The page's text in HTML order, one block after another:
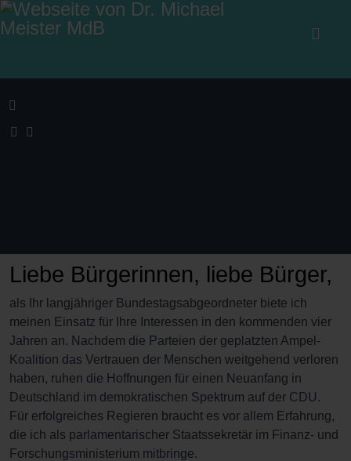
Liebe Bürgerinnen, liebe Bürger,
als Ihr langjähriger Bundestagsabgeordneter biete ich
meinen Einsatz für Ihre Interessen in den kommenden vier
Jahren an. Nachdem die Parteien der geplatzten Ampel-
Koalition das Vertrauen der Menschen weitgehend verloren
haben, ruhen die Hoffnungen für einen Neuanfang in
Deutschland im demokratischen Spektrum auf der CDU.
Für erfolgreiches Regieren braucht es vor allem Erfahrung,
die ich als parlamentarischer Staatssekretär im Finanz- und
Forschungsministerium mitbringe.